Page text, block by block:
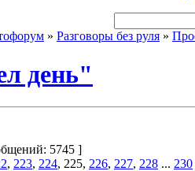
» Разговоры без руля »
день"
5745 ]
, 223, 224, 225, 226, 227, 228 ... 230